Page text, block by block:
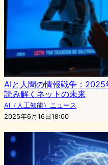
AIと人間の情報戦争：
読み解くネットの未来
AI（人工知能）ニュース
2025年6月16日18:00